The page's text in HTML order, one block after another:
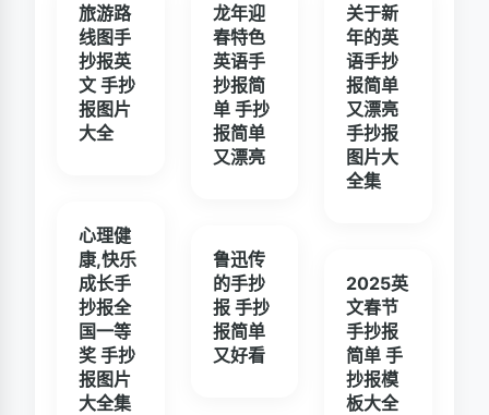
旅游路
线图手
抄报英
文 手抄
报图片
大全
心理健
康,快乐
成长手
抄报全
国一等
奖 手抄
报图片
大全集
龙年迎
春特色
英语手
抄报简
单 手抄
报简单
又漂亮
鲁迅传
的手抄
报 手抄
报简单
又好看
关于新
年的英
语手抄
报简单
又漂亮
手抄报
图片大
全集
2025英
文春节
手抄报
简单 手
抄报模
板大全